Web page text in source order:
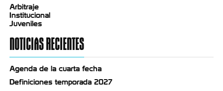
Arbitraje
Institucional
Juveniles
NOTICIAS RECIENTES
Agenda de la cuarta fecha
Definiciones temporada 2027